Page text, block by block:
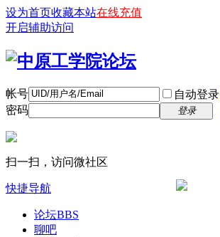
设为首页收藏本站在线充值
开启辅助访问
帐号 自动登录
密码
登录
扫一扫，访问微社区
快捷导航
论坛BBS
聊吧